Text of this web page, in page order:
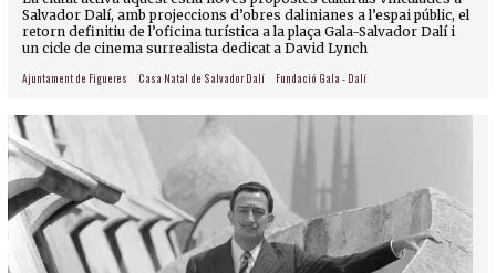
Salvador Dalí, amb projeccions d’obres dalinianes a l’espai públic, el
retorn definitiu de l’oficina turística a la plaça Gala-Salvador Dalí i
un cicle de cinema surrealista dedicat a David Lynch
Ajuntament de Figueres Casa Natal de Salvador Dalí Fundació Gala - Dalí